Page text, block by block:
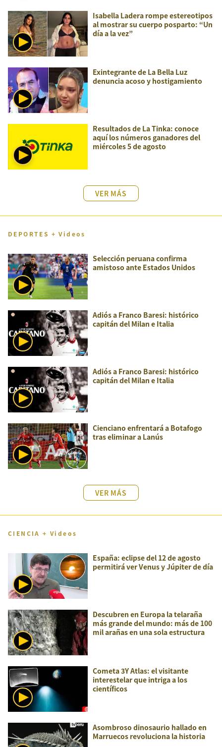
Isabella Ladera rompe estereotipos
al mostrar su cuerpo posparto: “Un
día a la vez”
Exintegrante de La Bella Luz
denuncia acoso y hostigamiento
Resultados de La Tinka: conoce
aquí los números ganadores del
miércoles 5 de agosto
VER MÁS
DEPORTES + Videos
Selección peruana confirma
amistoso ante Estados Unidos
Adiós a Franco Baresi: histórico
capitán del Milan e Italia
Adiós a Franco Baresi: histórico
capitán del Milan e Italia
Cienciano enfrentará a Botafogo
tras eliminar a Lanús
VER MÁS
CIENCIA + Videos
España: eclipse del 12 de agosto
permitirá ver Venus y Júpiter de día
Descubren en Europa la telaraña
más grande del mundo: más de 100
mil arañas en una sola estructura
Cometa 3Y Atlas: el visitante
interestelar que intriga a los
científicos
Asombroso dinosaurio hallado en
Marruecos revoluciona la historia